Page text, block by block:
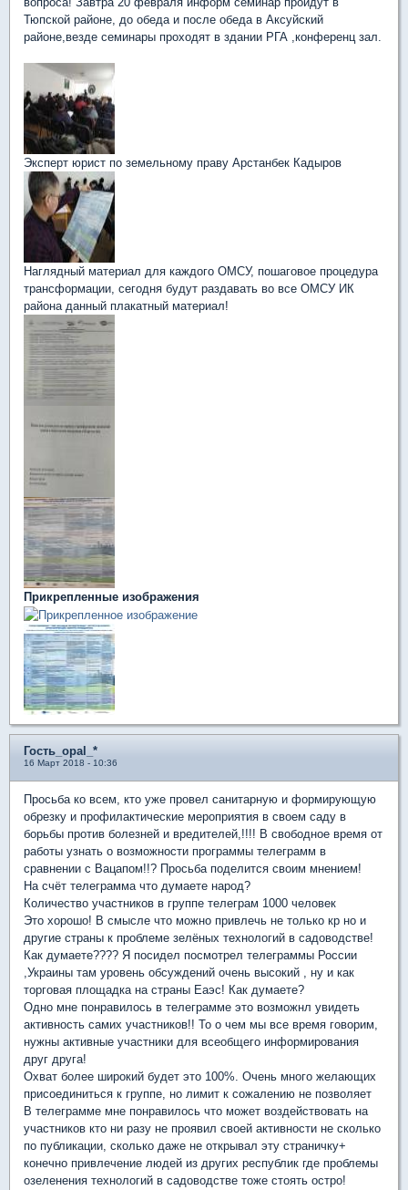
Тюпской районе, до обеда и после обеда в Аксуйский
районе,везде семинары проходят в здании РГА ,конференц зал.
Эксперт юрист по земельному праву Арстанбек Кадыров
Наглядный материал для каждого ОМСУ, пошаговое процедура
трансформации, сегодня будут раздавать во все ОМСУ ИК
района данный плакатный материал!
Прикрепленные изображения
Гость_opal_*
16 Март 2018 - 10:36
Просьба ко всем, кто уже провел санитарную и формирующую
обрезку и профилактические мероприятия в своем саду в
борьбы против болезней и вредителей,!!!! В свободное время от
работы узнать о возможности программы телеграмм в
сравнении с Вацапом!!? Просьба поделится своим мнением!
На счёт телеграмма что думаете народ?
Количество участников в группе телеграм 1000 человек
Это хорошо! В смысле что можно привлечь не только кр но и
другие страны к проблеме зелёных технологий в садоводстве!
Как думаете???? Я посидел посмотрел телеграммы России
,Украины там уровень обсуждений очень высокий , ну и как
торговая площадка на страны Еаэс! Как думаете?
Одно мне понравилось в телеграмме это возможнл увидеть
активность самих участников!! То о чем мы все время говорим,
нужны активные участники для всеобщего информирования
друг друга!
Охват более широкий будет это 100%. Очень много желающих
присоединиться к группе, но лимит к сожалению не позволяет
В телеграмме мне понравилось что может воздействовать на
участников кто ни разу не проявил своей активности не сколько
по публикации, сколько даже не открывал эту страничку+
конечно привлечение людей из других республик где проблемы
озеленения технологий в садоводстве тоже стоять остро!